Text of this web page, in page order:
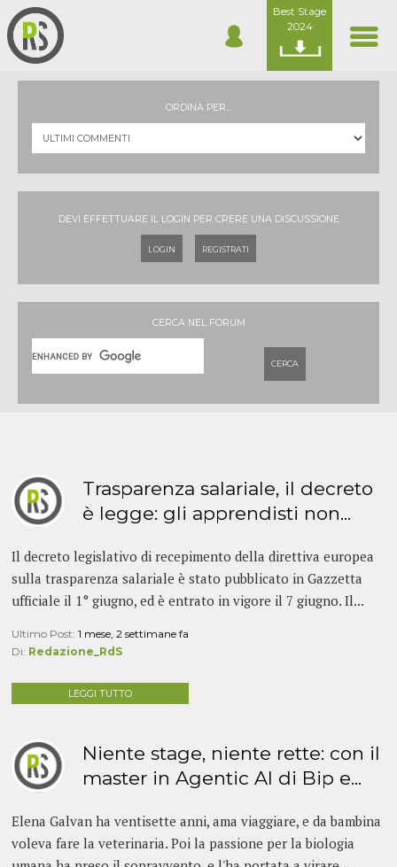
Best Stage
2024
ORDINA PER...
DEVI EFFETTUARE IL LOGIN PER CRERE UNA DISCUSSIONE
LOGIN REGISTRATI
CERCA NEL FORUM
CERCA
Trasparenza salariale, il decreto
è legge: gli apprendisti non...
Il decreto legislativo di recepimento della direttiva europea
sulla trasparenza salariale è stato pubblicato in Gazzetta
ufficiale il 1° giugno, ed è entrato in vigore il 7 giugno. Il...
Ultimo Post:1 mese, 2 settimane fa
Di: Redazione_RdS
LEGGI TUTTO
Niente stage, niente rette: con il
master in Agentic AI di Bip e...
Elena Galvan ha ventisette anni, ama viaggiare, e da bambina
voleva fare la veterinaria. Poi la passione per la biologia